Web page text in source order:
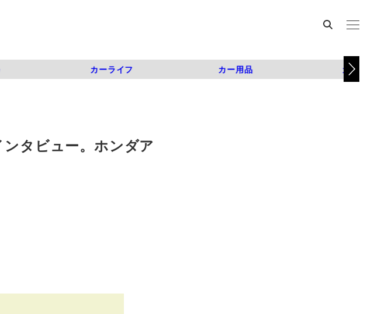
カーライフ カー用品 カスタム
ンタビュー。ホンダア